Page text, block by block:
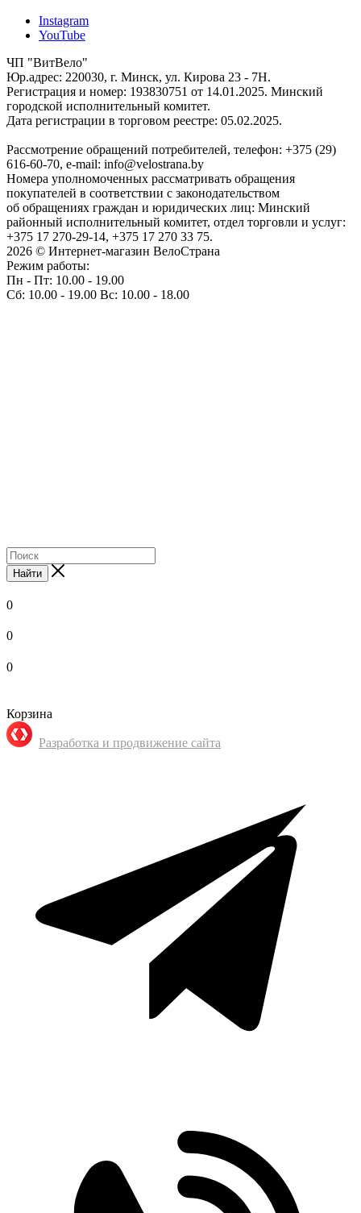
Instagram
YouTube
ЧП "ВитВело"
Юр.адрес: 220030, г. Минск, ул. Кирова 23 - 7Н.
Регистрация и номер: 193830751 от 14.01.2025. Минский
городской исполнительный комитет.
Дата регистрации в торговом реестре: 05.02.2025.
Рассмотрение обращений потребителей, телефон: +375 (29)
616-60-70, e-mail: info@velostrana.by
Номера уполномоченных рассматривать обращения
покупателей в соответствии с законодательством
об обращениях граждан и юридических лиц: Минский
районный исполнительный комитет, отдел торговли и услуг:
+375 17 270-29-14, +375 17 270 33 75.
2026 © Интернет-магазин ВелоСтрана
Режим работы:
Пн - Пт: 10.00 - 19.00
Сб: 10.00 - 19.00 Вс: 10.00 - 18.00
Найти
0
0
0
Корзина
Разработка и продвижение сайта